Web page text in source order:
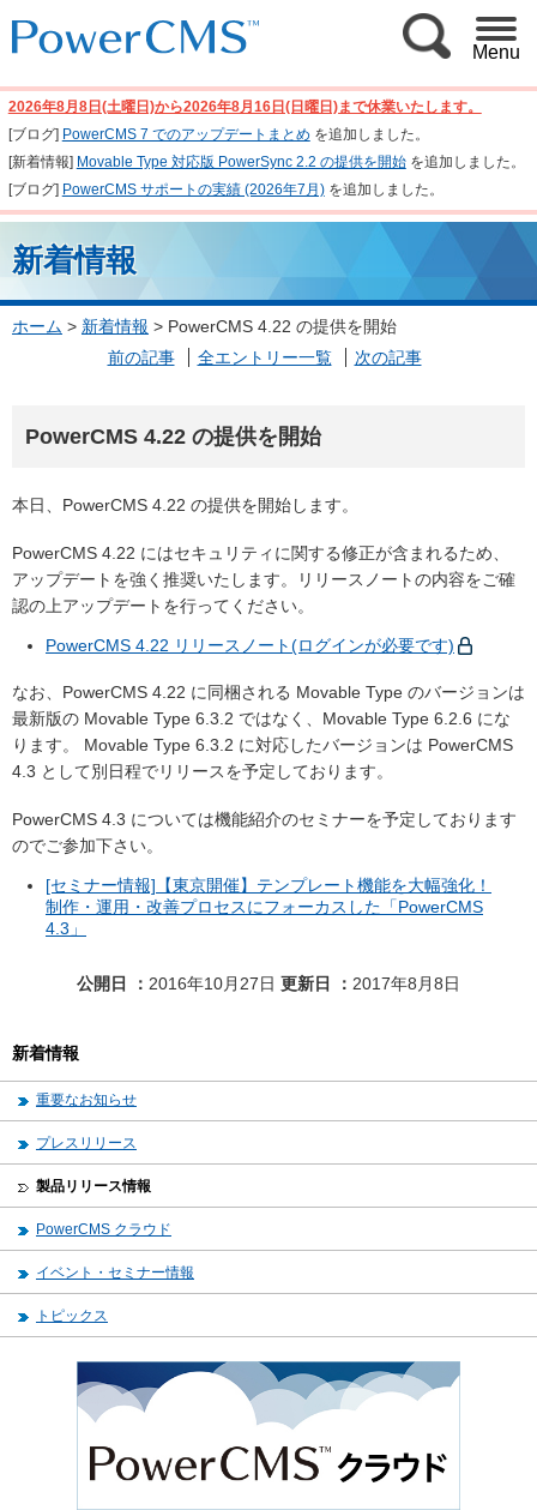
Menu
2026年8月8日(土曜日)から2026年8月16日(日曜日)まで休業いたします。
[ブログ] PowerCMS 7 でのアップデートまとめ を追加しました。
[新着情報] Movable Type 対応版 PowerSync 2.2 の提供を開始を追加しました。
[ブログ] PowerCMS サポートの実績 (2026年7月)を追加しました。
新着情報
ホーム > 新着情報 > PowerCMS 4.22 の提供を開始
前の記事
全エントリー一覧 次の記事
PowerCMS 4.22 の提供を開始
本日、PowerCMS 4.22 の提供を開始します。
PowerCMS 4.22 にはセキュリティに関する修正が含まれるため、
アップデートを強く推奨いたします。リリースノートの内容をご確
認の上アップデートを行ってください。
PowerCMS 4.22 リリースノート(ログインが必要です)
なお、PowerCMS 4.22 に同梱される Movable Type のバージョンは
最新版の Movable Type 6.3.2 ではなく、Movable Type 6.2.6 にな
ります。 Movable Type 6.3.2 に対応したバージョンは PowerCMS
4.3 として別日程でリリースを予定しております。
PowerCMS 4.3 については機能紹介のセミナーを予定しております
のでご参加下さい。
[セミナー情報]【東京開催】テンプレート機能を大幅強化！
制作・運用・改善プロセスにフォーカスした「PowerCMS
4.3」
公開日 2016年10月27日 更新日 2017年8月8日
新着情報
重要なお知らせ
プレスリリース
製品リリース情報
PowerCMS クラウド
イベント・セミナー情報
トピックス